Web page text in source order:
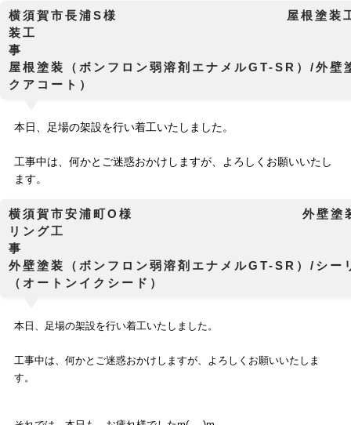
横須賀市長浦S様 屋根塗装工事
装工
屋根塗装（ボンフロン弱溶剤エナメルGT-SR）/外壁
クアコート）
本日、足場の架設を行い着工いたしました。
工事中は、何かとご迷惑おかけしますが、よろしくお願いいたし
ます。
横須賀市安浦町O様 外壁塗装工
リング工
外壁塗装（ボンフロン弱溶剤エナメルGT-SR）/シー
（オートンイクシード）
本日、足場の架設を行い着工いたしました。
工事中は、何かとご迷惑おかけしますが、よろしくお願いいたしま
す。